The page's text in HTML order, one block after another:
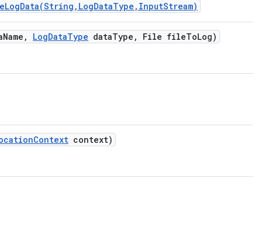
Name , LogDataType dataType , File fileToLog)
Context context)